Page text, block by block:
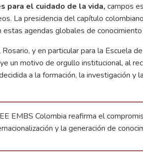
para el cuidado de la vida, campos
La presidencia del capítulo
estas agendas globales de conocimiento
y en particular para la Escuela
un motivo de orgullo institucional, al
a la formación, la investigación y
EMBS Colombia reafirma el
y la generación de